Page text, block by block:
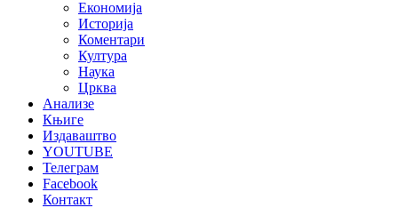
Економија
Историја
Коментари
Култура
Наука
Црква
Анализе
Књиге
Издаваштво
YOUTUBE
Телеграм
Facebook
Контакт